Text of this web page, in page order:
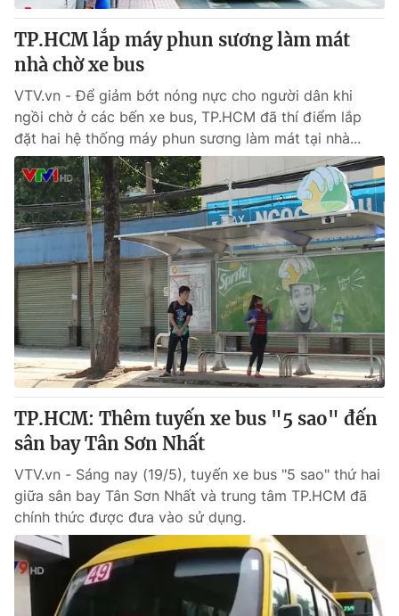
VTV9
Liên hệ tòa soạn English
THỜI BÁO VTV
Theo dõi báo trên
Cơ quan chủ quản:Đài Truyền hình Việt Nam
Cơ quan báo chí:Thời báo VTV
Giấy phép hoạt động báo in và báo điện tử số 483/GP-BTTTT
Tổng Biên tập:Vũ Thanh Thủy
Phó Tổng Biên tập:
Nguyễn Trọng Ninh
Tổng đài VTV:024.38 355 931 - 024.38 355 932
Ðiện thoại Thời báo VTV:024.66 897 897
Email: toasoan@vtv.vn
Liên hệ quảng cáo:
024-7300.7108
TP.HCM lắp máy phun sương làm mát
nhà chờ xe bus
VTV.vn - Để giảm bớt nóng nực cho người dân khi
ngồi chờ ở các bến xe bus, TP.HCM đã thí điểm lắp
đặt hai hệ thống máy phun sương làm mát tại nhà...
TP.HCM: Thêm tuyến xe bus "5 sao" đến
sân bay Tân Sơn Nhất
VTV.vn - Sáng nay (19/5), tuyến xe bus "5 sao" thứ hai
giữa sân bay Tân Sơn Nhất và trung tâm TP.HCM đã
chính thức được đưa vào sử dụng.